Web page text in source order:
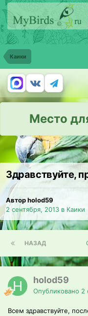
Каики
Место
Здравствуйте,
Автор holod59
2 сентября, 2013 в Каики
НАЗАД
holod59
Опубликовано 2
Всем здравствуйте,